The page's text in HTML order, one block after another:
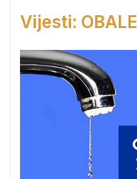
Vijesti: OBALE